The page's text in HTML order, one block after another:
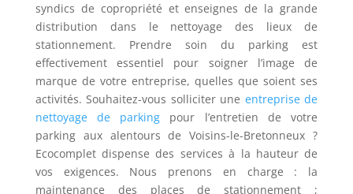
syndics de copropriété et enseignes de la grande
distribution dans le nettoyage des lieux de
stationnement. Prendre soin du parking est
effectivement essentiel pour soigner l’image de
marque de votre entreprise, quelles que soient ses
activités. Souhaitez-vous solliciter une entreprise de
nettoyage de parking pour l’entretien de votre
parking aux alentours de Voisins-le-Bretonneux ?
Ecocomplet dispense des services à la hauteur de
vos exigences. Nous prenons en charge : la
maintenance des places de stationnement ;